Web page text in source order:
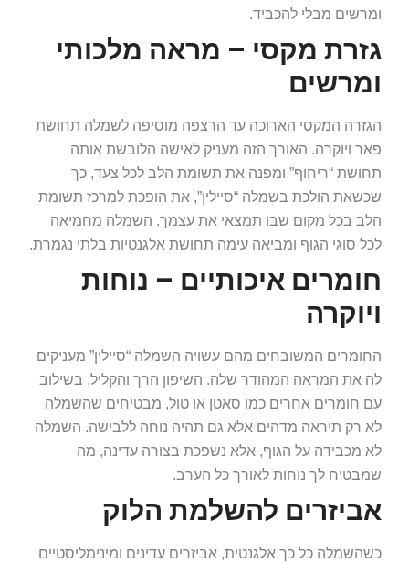
ומרשים מבלי להכביד.
גזרת מקסי – מראה מלכותי
ומרשים
הגזרה המקסי הארוכה עד הרצפה מוסיפה לשמלה תחושת
פאר ויוקרה. האורך הזה מעניק לאישה הלובשת אותה
תחושת “ריחוף” ומפנה את תשומת הלב לכל צעד, כך
שכשאת הולכת בשמלה “סיילין”, את הופכת למרכז תשומת
הלב בכל מקום שבו תמצאי את עצמך. השמלה מחמיאה
לכל סוגי הגוף ומביאה עימה תחושת אלגנטיות בלתי נגמרת.
חומרים איכותיים – נוחות
ויוקרה
החומרים המשובחים מהם עשויה השמלה “סיילין” מעניקים
לה את המראה המהודר שלה. השיפון הרך והקליל, בשילוב
עם חומרים אחרים כמו סאטן או טול, מבטיחים שהשמלה
לא רק תיראה מדהים אלא גם תהיה נוחה ללבישה. השמלה
לא מכבידה על הגוף, אלא נשפכת בצורה עדינה, מה
שמבטיח לך נוחות לאורך כל הערב.
אביזרים להשלמת הלוק
כשהשמלה כל כך אלגנטית, אביזרים עדינים ומינימליסטיים